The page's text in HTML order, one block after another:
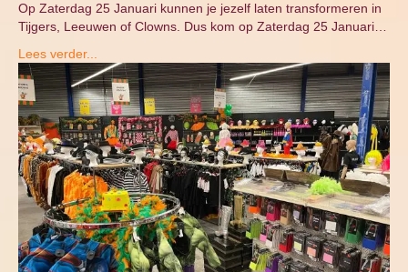
Op Zaterdag 25 Januari kunnen je jezelf laten transformeren in
Tijgers, Leeuwen of Clowns. Dus kom op Zaterdag 25 Januari…
Lees verder...